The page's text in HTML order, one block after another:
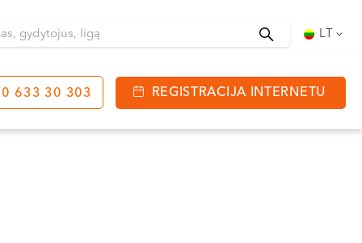
LT
633 30 303 REGISTRACIJA INTERNETU